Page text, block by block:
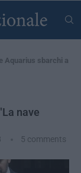
Aquarius sbarchi a
nave
5 comments